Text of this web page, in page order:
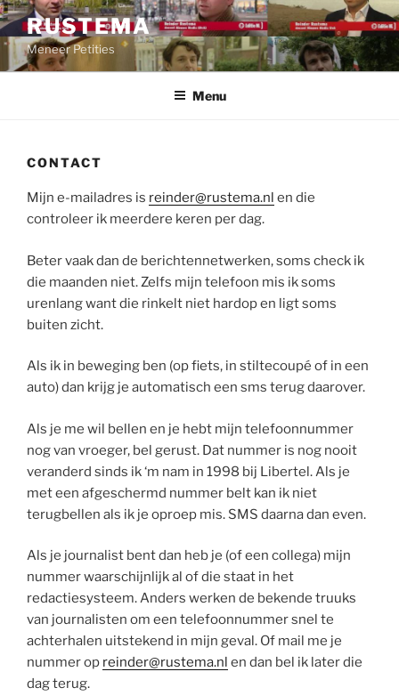
Ga
naar
inhoud
RUSTEMA
Meneer Petities
Menu
CONTACT
Mijn e-mailadres is reinder@rustema.nl en die
controleer ik meerdere keren per dag.
Beter vaak dan de berichtennetwerken, soms check ik
die maanden niet. Zelfs mijn telefoon mis ik soms
urenlang want die rinkelt niet hardop en ligt soms
buiten zicht.
Als ik in beweging ben (op fiets, in stiltecoupé of in een
auto) dan krijg je automatisch een sms terug daarover.
Als je me wil bellen en je hebt mijn telefoonnummer
nog van vroeger, bel gerust. Dat nummer is nog nooit
veranderd sinds ik ‘m nam in 1998 bij Libertel. Als je
met een afgeschermd nummer belt kan ik niet
terugbellen als ik je oproep mis. SMS daarna dan even.
Als je journalist bent dan heb je (of een collega) mijn
nummer waarschijnlijk al of die staat in het
redactiesysteem. Anders werken de bekende truuks
van journalisten om een telefoonnummer snel te
achterhalen uitstekend in mijn geval. Of mail me je
nummer op reinder@rustema.nl en dan bel ik later die
dag terug.